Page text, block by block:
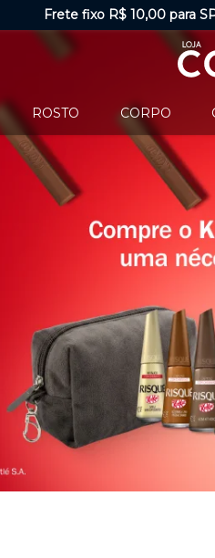
Frete fixo R$ 10,00 para
ROSTO CORPO